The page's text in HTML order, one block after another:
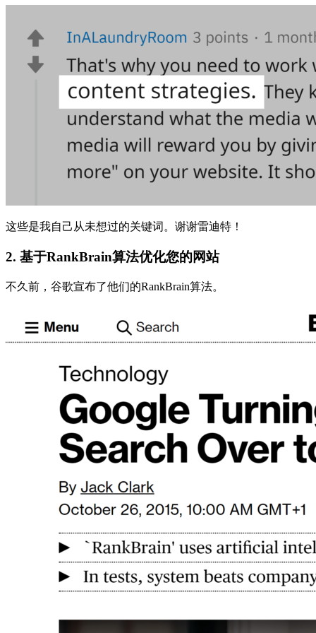
这些是我自己从未想过的关键词。谢谢雷迪特！
2. 基于RankBrain算法优化您的网站
不久前，谷歌宣布了他们的RankBrain算法。